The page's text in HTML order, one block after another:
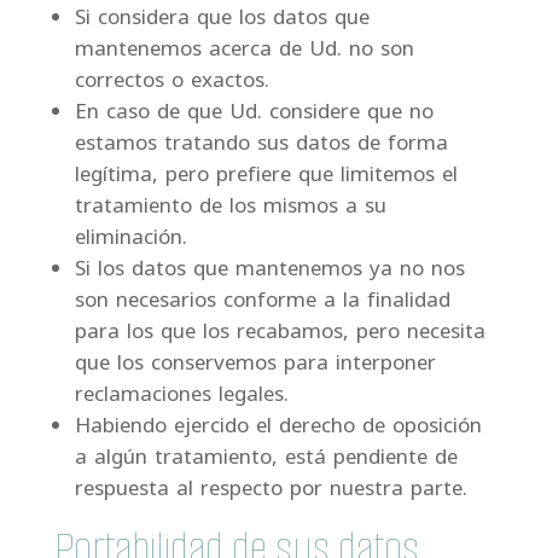
Si considera que los datos que
mantenemos acerca de Ud. no son
correctos o exactos.
En caso de que Ud. considere que no
estamos tratando sus datos de forma
legítima, pero prefiere que limitemos el
tratamiento de los mismos a su
eliminación.
Si los datos que mantenemos ya no nos
son necesarios conforme a la finalidad
para los que los recabamos, pero necesita
que los conservemos para interponer
reclamaciones legales.
Habiendo ejercido el derecho de oposición
a algún tratamiento, está pendiente de
respuesta al respecto por nuestra parte.